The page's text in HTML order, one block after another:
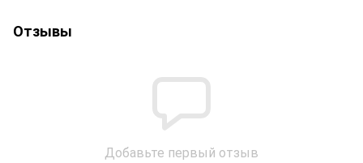
Отзывы
Добавьте первый отзыв